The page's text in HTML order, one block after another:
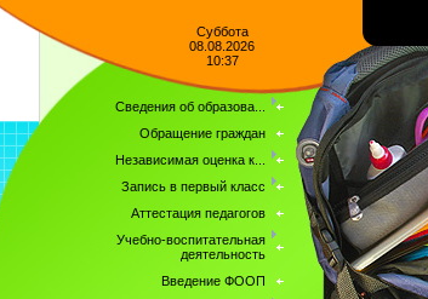
Суббота
08.08.2026
10:37
Сведения об образова...
Обращение граждан
Независимая оценка к...
Запись в первый класс
Аттестация педагогов
Учебно-воспитательная
деятельность
Введение ФООП